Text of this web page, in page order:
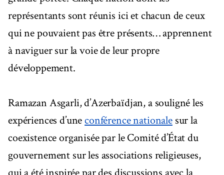
représentants sont réunis ici et chacun de ceux
qui ne pouvaient pas être présents… apprennent
à naviguer sur la voie de leur propre
développement.
Ramazan Asgarli, d’Azerbaïdjan, a souligné les
expériences d’uneconférence nationalesur la
coexistence organisée par le Comité d’État du
gouvernement sur les associations religieuses,